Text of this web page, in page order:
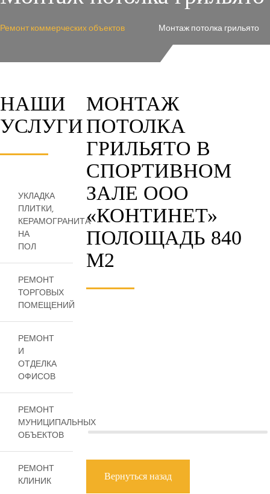
Ремонт коммерческих объектов Монтаж потолка грильято
МОНТАЖ
ПОТОЛКА
ГРИЛЬЯТО В
СПОРТИВНОМ
ЗАЛЕ ООО
«КОНТИНЕТ»
ПОЛОЩАДЬ 840
М2
Вернуться назад
НАШИ
УСЛУГИ
УКЛАДКА
ПЛИТКИ,
КЕРАМОГРАНИТА
НА
ПОЛ
РЕМОНТ
ТОРГОВЫХ
ПОМЕЩЕНИЙ
РЕМОНТ
И
ОТДЕЛКА
ОФИСОВ
РЕМОНТ
МУНИЦИПАЛЬНЫХ
ОБЪЕКТОВ
РЕМОНТ
КЛИНИК